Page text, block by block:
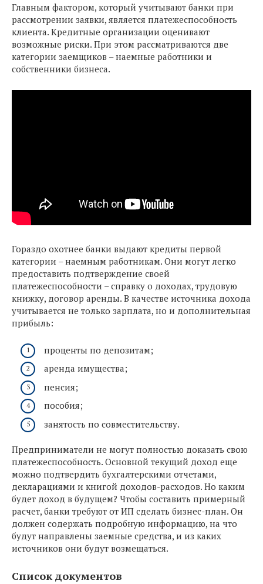
Главным фактором, который учитывают банки при
рассмотрении заявки, является платежеспособность
клиента. Кредитные организации оценивают
возможные риски. При этом рассматриваются две
категории заемщиков – наемные работники и
собственники бизнеса.
Гораздо охотнее банки выдают кредиты первой
категории – наемным работникам. Они могут легко
предоставить подтверждение своей
платежеспособности – справку о доходах, трудовую
книжку, договор аренды. В качестве источника дохода
учитывается не только зарплата, но и дополнительная
прибыль:
проценты по депозитам;
аренда имущества;
пенсия;
пособия;
занятость по совместительству.
Предприниматели не могут полностью доказать свою
платежеспособность. Основной текущий доход еще
можно подтвердить бухгалтерскими отчетами,
декларациями и книгой доходов-расходов. Но каким
будет доход в будущем? Чтобы составить примерный
расчет, банки требуют от ИП сделать бизнес-план. Он
должен содержать подробную информацию, на что
будут направлены заемные средства, и из каких
источников они будут возмещаться.
Список документов